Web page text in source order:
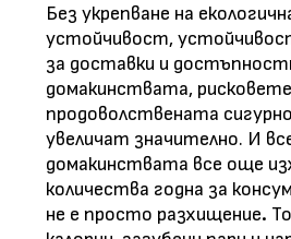
Без укрепване на
устойчивост,
за доставки и
домакинствата,
продоволствената
увеличат значително. И
домакинствата все още
количества годна за
не е просто разхищение.